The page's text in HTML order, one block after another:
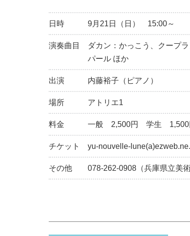
日時 9月21日（日） 15:00～
演奏曲目
ダカン：かっこう、クープ
パール ほか
出演 内藤裕子（ピアノ）
場所 アトリエ1
料金 一般 2,500円 学生 1,500
チケット yu-nouvelle-
その他 078-262-0908（兵庫県立美